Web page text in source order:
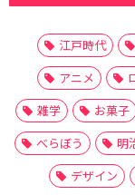
江戸時代
アニメ
雑学
お菓子
べらぼう
明
デザイン